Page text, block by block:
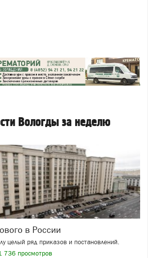
Вологды за неделю
в России
целый ряд приказов и постановлений.
736 просмотров